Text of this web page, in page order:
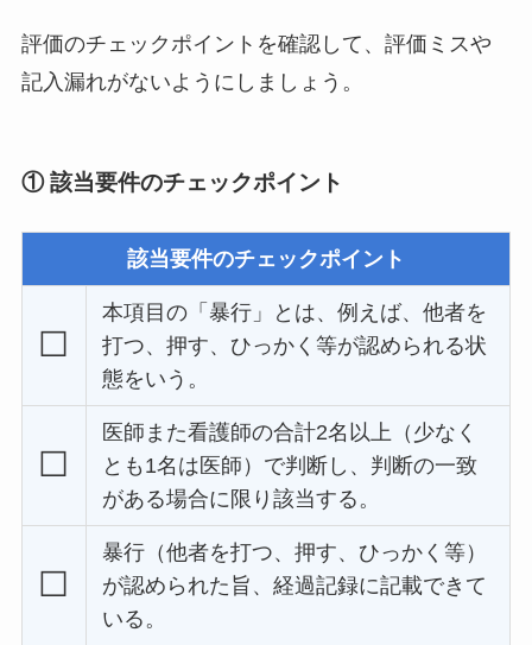
評価のチェックポイントを確認して、評価ミスや
記入漏れがないようにしましょう。
① 該当要件のチェックポイント
該当要件のチェックポイント
☐
本項目の「暴行」とは、例えば、他者を
打つ、押す、ひっかく等が認められる状
態をいう。
☐
医師また看護師の合計2名以上（少なく
とも1名は医師）で判断し、判断の一致
がある場合に限り該当する。
☐
暴行（他者を打つ、押す、ひっかく等）
が認められた旨、経過記録に記載できて
いる。